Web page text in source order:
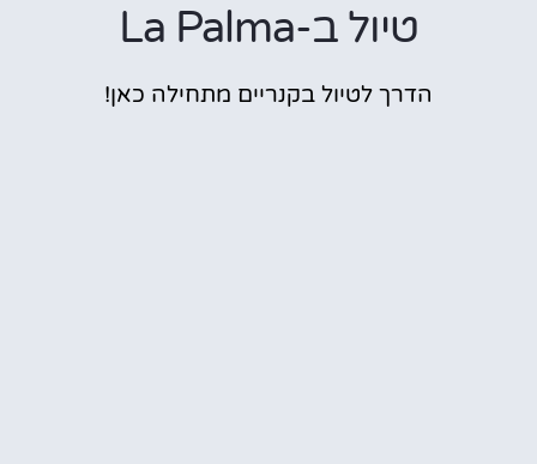
טיול ב-La Palma
הדרך לטיול בקנריים מתחילה כאן!